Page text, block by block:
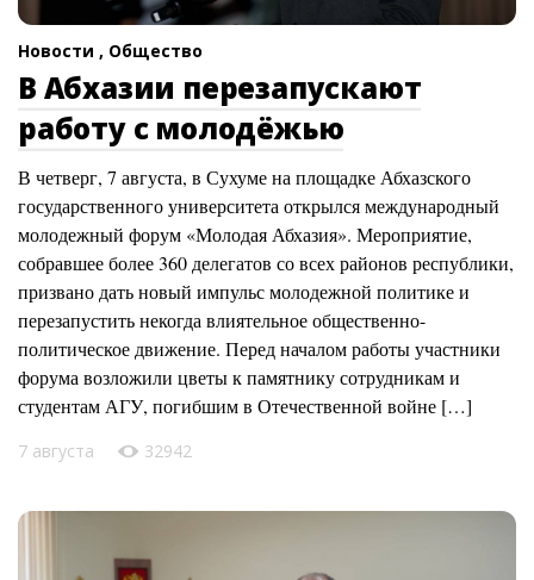
Новости , Общество
В Абхазии перезапускают
работу с молодёжью
В четверг, 7 августа, в Сухуме на площадке Абхазского
государственного университета открылся международный
молодежный форум «Молодая Абхазия». Мероприятие,
собравшее более 360 делегатов со всех районов республики,
призвано дать новый импульс молодежной политике и
перезапустить некогда влиятельное общественно-
политическое движение. Перед началом работы участники
форума возложили цветы к памятнику сотрудникам и
студентам АГУ, погибшим в Отечественной войне […]
7 августа 32942